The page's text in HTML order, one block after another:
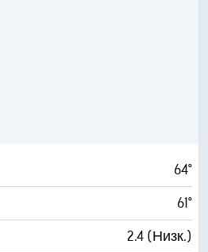
64°
61°
2.4 (Низк.)